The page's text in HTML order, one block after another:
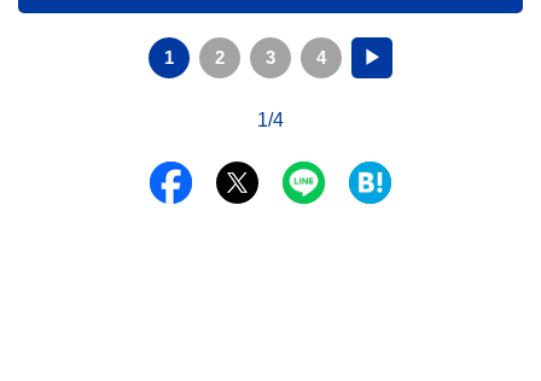
1 2 3 4 ▶
1/4